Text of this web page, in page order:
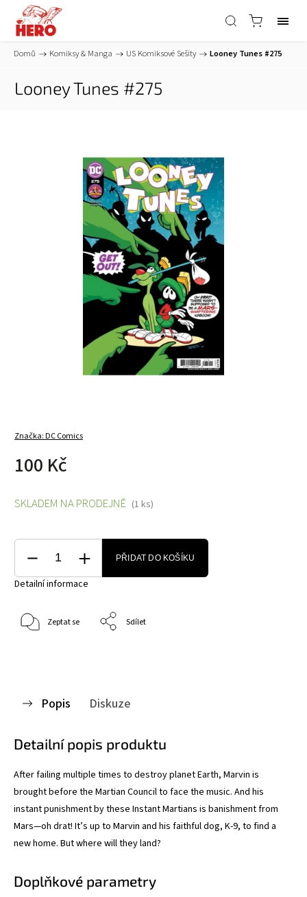
Domů / Komiksy & Manga / US Komiksové Sešity / Looney Tunes #275
Looney Tunes #275
Značka:DC Comics
100 Kč
SKLADEM NA PRODEJNĚ (1 ks)
PŘIDAT DO KOŠÍKU
Detailní informace
Zeptat se Sdílet
Popis Diskuze
Detailní popis produktu
After failing multiple times to destroy planet Earth, Marvin is
brought before the Martian Council to face the music. And his
instant punishment by these Instant Martians is banishment from
Mars—oh drat! It’s up to Marvin and his faithful dog, K-9, to find a
new home. But where will they land?
Doplňkové parametry